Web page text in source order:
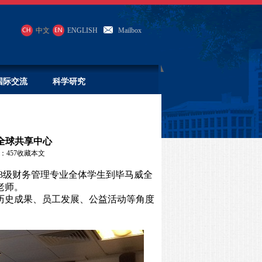
中文 ENGLISH Mailbox
际交流 科学研究
球共享中心
457收藏本文
级财务管理专业全体学生到毕马威全
。
成果、员工发展、公益活动等角度